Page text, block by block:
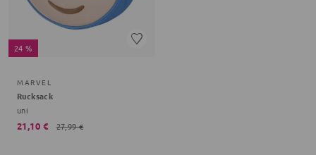
24 %
MARVEL
Rucksack
uni
21,10 € 27,99 €